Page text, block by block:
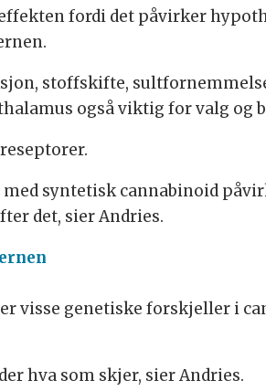
fordi det påvirker
stoffskifte,
også viktig for valg og
syntetisk cannabinoid
det, sier Andries.
visse genetiske forskjeller i
hva som skjer, sier Andries.